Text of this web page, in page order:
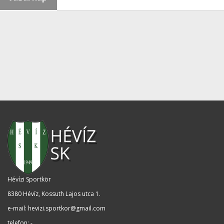
Hévízi Sportkör
8380 Hévíz, Kossuth Lajos utca 1 .
e-mail: hevizi.sportkor@gmail.com